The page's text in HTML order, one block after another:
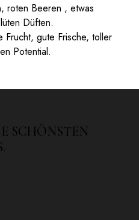
roten Beeren , etwas
Düften.
Frucht, gute Frische, toller
Potential.
SCHÖNSTEN